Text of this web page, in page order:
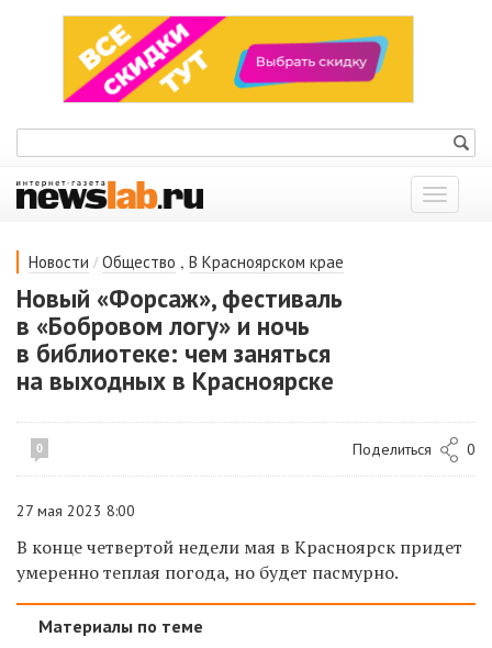
Показать
меню
Новости / Общество , В Красноярском крае
Новый «Форсаж», фестиваль
в «Бобровом логу» и ночь
в библиотеке: чем заняться
на выходных в Красноярске
0 Поделиться 0
27 мая 2023 8:00
В конце четвертой недели мая в Красноярск придет
умеренно теплая погода, но будет пасмурно.
Материалы по теме